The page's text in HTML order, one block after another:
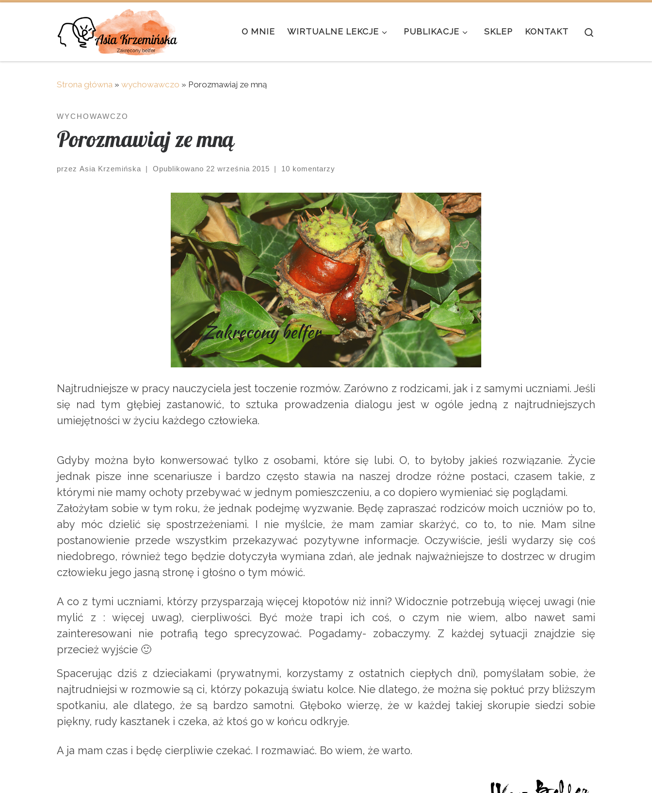
O MNIE WIRTUALNE LEKCJE PUBLIKACJE SKLEP KONTAKT
Strona główna » wychowawczo » Porozmawiaj ze mną
WYCHOWAWCZO
Porozmawiaj ze mną
przez Asia Krzemińska | Opublikowano 22 września 2015 | 10 komentarzy
Najtrudniejsze w pracy nauczyciela jest toczenie rozmów. Zarówno z rodzicami, jak i z samymi uczniami. Jeśli
się nad tym głębiej zastanowić, to sztuka prowadzenia dialogu jest w ogóle jedną z najtrudniejszych
umiejętności w życiu każdego człowieka.
Gdyby można było konwersować tylko z osobami, które się lubi. O, to byłoby jakieś rozwiązanie. Życie
jednak pisze inne scenariusze i bardzo często stawia na naszej drodze różne postaci, czasem takie, z
którymi nie mamy ochoty przebywać w jednym pomieszczeniu, a co dopiero wymieniać się poglądami.
Założyłam sobie w tym roku, że jednak podejmę wyzwanie. Będę zapraszać rodziców moich uczniów po to,
aby móc dzielić się spostrzeżeniami. I nie myślcie, że mam zamiar skarżyć, co to, to nie. Mam silne
postanowienie przede wszystkim przekazywać pozytywne informacje. Oczywiście, jeśli wydarzy się coś
niedobrego, również tego będzie dotyczyła wymiana zdań, ale jednak najważniejsze to dostrzec w drugim
człowieku jego jasną stronę i głośno o tym mówić.
A co z tymi uczniami, którzy przysparzają więcej kłopotów niż inni? Widocznie potrzebują więcej uwagi (nie
mylić z : więcej uwag), cierpliwości. Być może trapi ich coś, o czym nie wiem, albo nawet sami
zainteresowani nie potrafią tego sprecyzować. Pogadamy- zobaczymy. Z każdej sytuacji znajdzie się
przecież wyjście 🙂
Spacerując dziś z dzieciakami (prywatnymi, korzystamy z ostatnich ciepłych dni), pomyślałam sobie, że
najtrudniejsi w rozmowie są ci, którzy pokazują światu kolce. Nie dlatego, że można się pokłuć przy bliższym
spotkaniu, ale dlatego, że są bardzo samotni. Głęboko wierzę, że w każdej takiej skorupie siedzi sobie
piękny, rudy kasztanek i czeka, aż ktoś go w końcu odkryje.
A ja mam czas i będę cierpliwie czekać. I rozmawiać. Bo wiem, że warto.